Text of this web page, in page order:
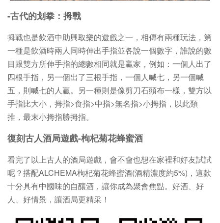
-古代的划拳：拇戰
拇戰也是飲酒中助興取樂的遊戲之一，相傳有兩種玩法，第
一種是飲酒時兩人同時伸出手指並各說一個數字，誰說的數
目跟雙方所伸手指的總數相同就是贏家，例如：一個人出了
四根手指，另一個出了三根手指，一個人喊七，另一個喊
五，則喊七的人贏。另一種則是像剪刀石頭布一樣，雙方以
手指比大小，拇指>食指>中指>無名指>小拇指，以此類
推，最末小拇指勝拇指。
復刻古人酒局遊戲-枸杞菊花蜂蜜酒
看完了以上古人的酒局遊戲，會不會也想在家裡和好友試試
呢？搭配ALCHEMA枸杞菊花蜂蜜酒(酒精濃度約5%)，這款
十分具有中國味的自釀酒，讓你成為聚會焦點。好酒、好
人、好情景，讓酒局更精采！